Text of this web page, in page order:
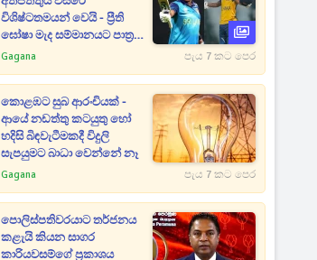
විශිෂ්ටතමයන් වෙයි - ප්‍රීති
ඝෝෂා මැද සම්මානයට පාත්‍ර
වෙයි
Gagana පැය 7 කට පෙර
කොළඹට සුබ ආරංචියක් -
ආයේ නඩත්තු කටයුතු හෝ
හදිසි බිඳවැටීමකදී විදුලි
සැපයුමට බාධා වෙන්නේ නෑ
Gagana පැය 7 කට පෙර
පොලිස්පතිවරයාට තර්ජනය
කළැයි කියන සාගර
කාරියවසම්ගේ ප්‍රකාශය